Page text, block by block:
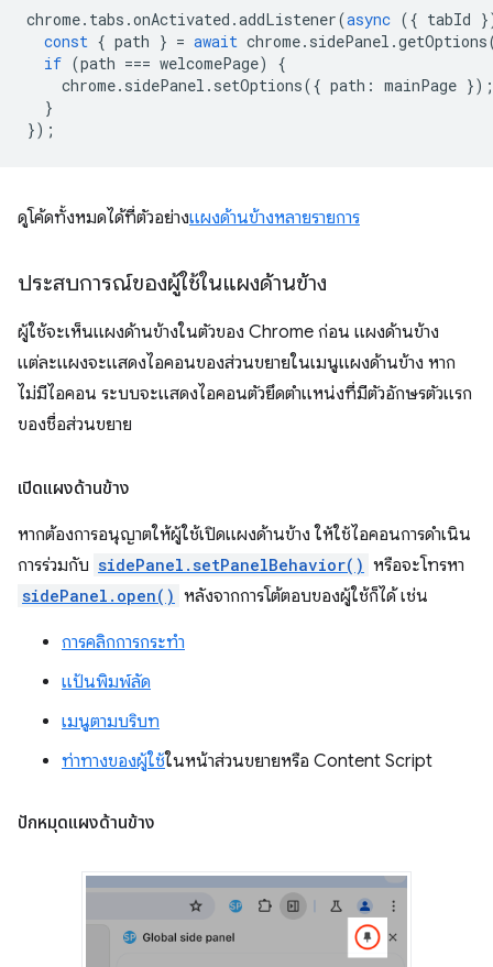
chrome. tabs .onActivated .addListener(async ({ tabId
const { path } = await chrome. sidePanel .getOptions
if (path === welcomePage)
{
chrome. sidePanel . setOptions({ path : mainPage });
}
});
ดูโค้ดทั้งหมดได้ที่ตัวอย่างแผงด้านข้างหลายรายการ
ประสบการณ์ของผู้ใช้ในแผงด้านข้าง
ผู้ใช้จะเห็นแผงด้านข้างในตัวของ Chrome ก่อน แผงด้านข้าง
แต่ละแผงจะแสดงไอคอนของส่วนขยายในเมนูแผงด้านข้าง หาก
ไม่มีไอคอน ระบบจะแสดงไอคอนตัวยึดตำแหน่งที่มีตัวอักษรตัวแรก
ของชื่อส่วนขยาย
เปิดแผงด้านข้าง
หากต้องการอนุญาตให้ผู้ใช้เปิดแผงด้านข้าง ให้ใช้ไอคอนการดำเนิน
การร่วมกับ sidePanel.setPanelBehavior() หรือจะโทรหา
sidePanel.open() หลังจากการโต้ตอบของผู้ใช้ก็ได้ เช่น
การคลิกการกระทำ
แป้นพิมพ์ลัด
เมนูตามบริบท
ท่าทางของผู้ใช้ในหน้าส่วนขยายหรือ Content Script
ปักหมุดแผงด้านข้าง